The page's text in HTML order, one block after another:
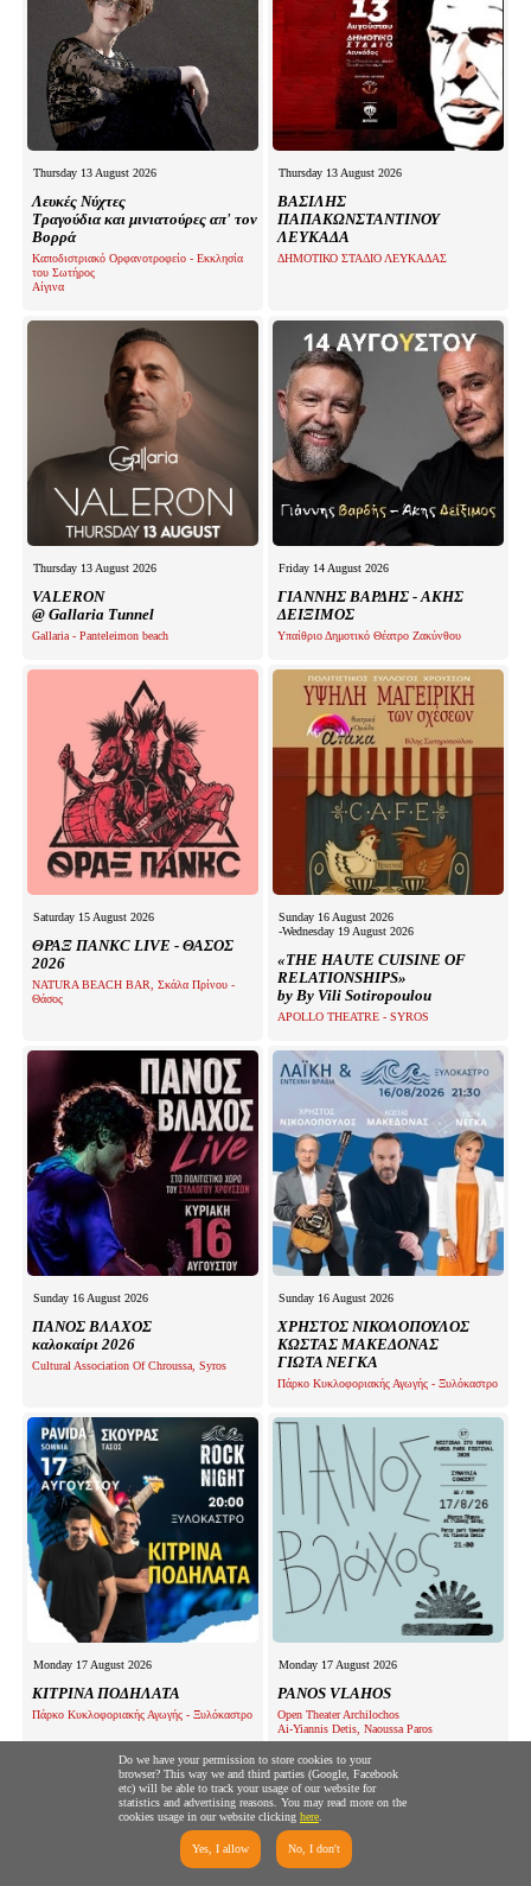
Thursday 13 August 2026
Λευκές Νύχτες
Τραγούδια και μινιατούρες απ' τον
Βορρά
Καποδιστριακό Ορφανοτροφείο - Εκκλησία
του Σωτήρος
Αίγινα
Thursday 13 August 2026
ΒΑΣΙΛΗΣ
ΠΑΠΑΚΩΝΣΤΑΝΤΙΝΟΥ
ΛΕΥΚΑΔΑ
ΔΗΜΟΤΙΚΟ ΣΤΑΔΙΟ ΛΕΥΚΑΔΑΣ
Thursday 13 August 2026
VALERON
@ Gallaria Tunnel
Gallaria - Panteleimon beach
Friday 14 August 2026
ΓΙΑΝΝΗΣ ΒΑΡΔΗΣ - ΑΚΗΣ
ΔΕΙΞΙΜΟΣ
Υπαίθριο Δημοτικό Θέατρο Ζακύνθου
Saturday 15 August 2026
ΘΡΑΞ ΠΑΝΚC LIVE - ΘΑΣΟΣ
2026
NATURA BEACH BAR, Σκάλα Πρίνου -
Θάσος
Sunday 16 August 2026
-Wednesday 19 August 2026
«THE HAUTE CUISINE OF
RELATIONSHIPS»
by By Vili Sotiropoulou
APOLLO THEATRE - SYROS
Sunday 16 August 2026
ΠΑΝΟΣ ΒΛΑΧΟΣ
καλοκαίρι 2026
Cultural Association Of Chroussa, Syros
Sunday 16 August 2026
ΧΡΗΣΤΟΣ ΝΙΚΟΛΟΠΟΥΛΟΣ
ΚΩΣΤΑΣ ΜΑΚΕΔΟΝΑΣ
ΓΙΩΤΑ ΝΕΓΚΑ
Πάρκο Κυκλοφοριακής Αγωγής - Ξυλόκαστρο
Monday 17 August 2026
ΚΙΤΡΙΝΑ ΠΟΔΗΛΑΤΑ
Πάρκο Κυκλοφοριακής Αγωγής - Ξυλόκαστρο
Monday 17 August 2026
PANOS VLAHOS
Open Theater Archilochos
Ai-Yiannis Detis, Naoussa Paros
Do we have your permission to store cookies to your
browser? This way we and third parties (Google, Facebook
etc) will be able to track your usage of our website for
statistics and advertising reasons. You may read more on the
cookies usage in our website clicking here.
Yes, I allow No, I don't